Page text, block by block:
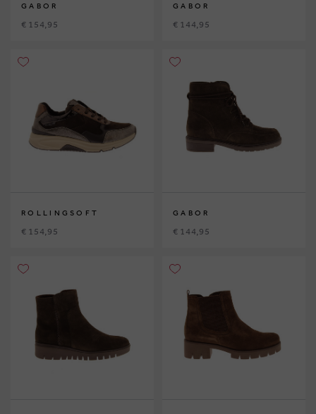
GABOR
€ 154,95
GABOR
€ 144,95
ROLLINGSOFT
€ 154,95
GABOR
€ 144,95